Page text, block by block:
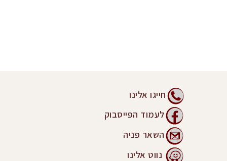
חייגו אלינו
לעמוד הפייסבוק
השאר פניה
נווט אלינו